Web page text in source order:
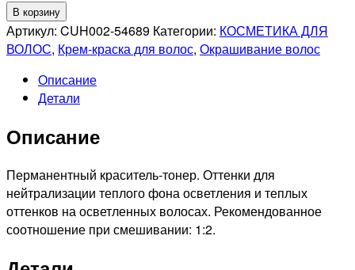
Количество
товара
CUTRIN
Крем-
краска
волос
Прикосновение
солнца,60
мл
В корзину
Артикул: CUH002-54689 Категории: КОСМЕТИКА ДЛЯ
ВОЛОС, Крем-краска для волос, Окрашивание волос
Описание
Детали
Описание
Перманентный краситель-тонер. Оттенки для
нейтрализации теплого фона осветления и теплых
оттенков на осветленных волосах. Рекомендованное
соотношение при смешивании: 1:2.